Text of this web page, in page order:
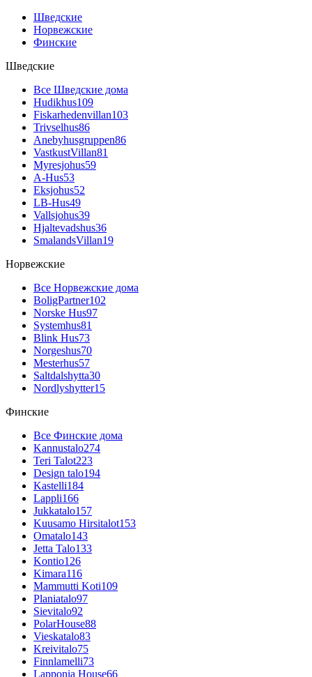
Шведские
Норвежские
Финские
Шведские
Все Шведские дома
Hudikhus109
Fiskarhedenvillan103
Trivselhus86
Anebyhusgruppen86
VastkustVillan81
Myresjohus59
A-Hus53
Eksjohus52
LB-Hus49
Vallsjohus39
Hjaltevadshus36
SmalandsVillan19
Норвежские
Все Норвежские дома
BoligPartner102
Norske Hus97
Systemhus81
Blink Hus73
Norgeshus70
Mesterhus57
Saltdalshytta30
Nordlyshytter15
Финские
Все Финские дома
Kannustalo274
Teri Talot223
Design talo194
Kastelli184
Lappli166
Jukkatalo157
Kuusamo Hirsitalot153
Omatalo143
Jetta Talo133
Kontio126
Kimara116
Mammutti Koti109
Planiatalo97
Sievitalo92
PolarHouse88
Vieskatalo83
Kreivitalo75
Finnlamelli73
Lapponia House66